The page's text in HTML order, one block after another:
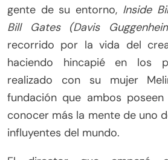
gente de su entorno, Inside
Bill Gates (Davis
recorrido por la vida del
haciendo hincapié en los
realizado con su mujer
fundación que ambos
conocer más la mente de uno
influyentes del mundo.